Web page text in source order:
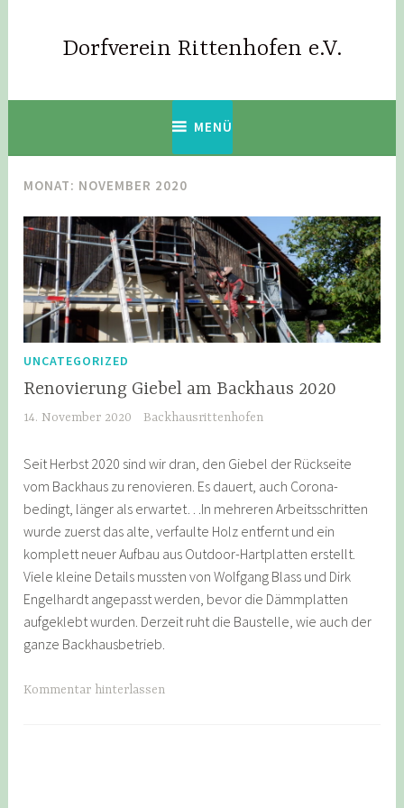
Dorfverein Rittenhofen e.V.
MENÜ
MONAT: NOVEMBER 2020
UNCATEGORIZED
Renovierung Giebel am Backhaus 2020
14. November 2020 Backhausrittenhofen
Seit Herbst 2020 sind wir dran, den Giebel der Rückseite
vom Backhaus zu renovieren. Es dauert, auch Corona-
bedingt, länger als erwartet…In mehreren Arbeitsschritten
wurde zuerst das alte, verfaulte Holz entfernt und ein
komplett neuer Aufbau aus Outdoor-Hartplatten erstellt.
Viele kleine Details mussten von Wolfgang Blass und Dirk
Engelhardt angepasst werden, bevor die Dämmplatten
aufgeklebt wurden. Derzeit ruht die Baustelle, wie auch der
ganze Backhausbetrieb.
Kommentar hinterlassen